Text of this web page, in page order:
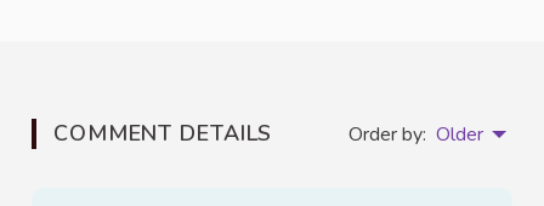
COMMENT DETAILS Order by: Older